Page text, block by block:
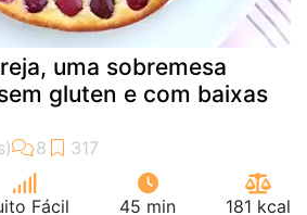
uma sobremesa
gluten e com baixas
Fácil 45 min 181 kcal